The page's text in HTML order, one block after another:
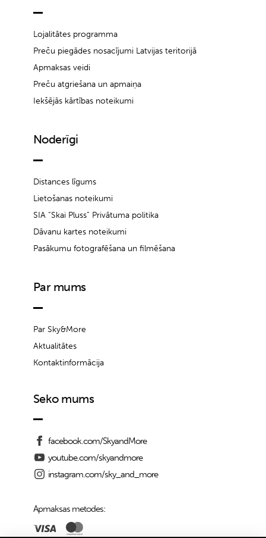
Lojalitātes programma
Preču piegādes nosacījumi Latvijas teritorijā
Apmaksas veidi
Preču atgriešana un apmaiņa
Iekšējās kārtības noteikumi
Noderīgi
Distances līgums
Lietošanas noteikumi
SIA “Skai Pluss” Privātuma politika
Dāvanu kartes noteikumi
Pasākumu fotografēšana un filmēšana
Par mums
Par Sky&More
Aktualitātes
Kontaktinformācija
Seko mums
facebook.com/SkyandMore
youtube.com/skyandmore
instagram.com/sky_and_more
Apmaksas metodes: